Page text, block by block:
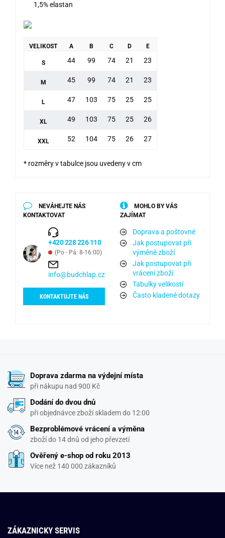
1,5% elastan
VELIKOST A B C D E
S 44 99 74 21 23
M 45 99 74 21 23
L 47 103 75 25 25
XL 49 103 75 25 26
XXL 52 104 75 26 27
* rozměry v tabulce jsou uvedeny v cm
NEVÁHEJTE NÁS
KONTAKTOVAT
+420 228 226 110
(Po - Pá: 8-16:00)
info@budchlap.cz
KONTAKTUJTE NÁS
MOHLO BY VÁS
ZAJÍMAT
Doprava a poštovné
Jak postupovat při
výměně zboží
Jak postupovat při
vrácení zboží
Tabulky velikostí
Často kladené dotazy
Doprava zdarma na výdejní místa
při nákupu nad 900 Kč
Dodání do dvou dnů
při objednávce zboží skladem do 12:00
Bezproblémové vrácení a výměna
zboží do 14 dnů od jeho převzetí
Ověřený e-shop od roku 2013
Více než 140 000 zákazníků
ZÁKAZNICKY SERVIS